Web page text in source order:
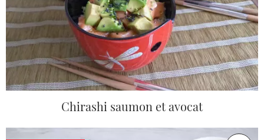
Chirashi saumon et avocat